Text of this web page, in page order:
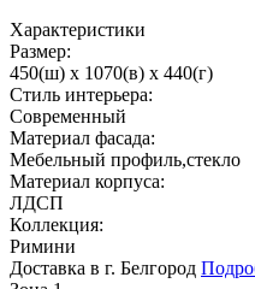
Характеристики
Размер:
450(ш) x 1070(в) x 440(г)
Стиль интерьера:
Современный
Материал фасада:
Мебельный профиль,стекло
Материал корпуса:
ЛДСП
Коллекция:
Римини
Доставка в г. Белгород